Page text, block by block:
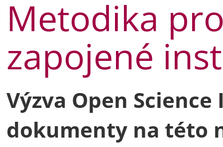
Metodika
zapojené
Výzva Open
dokumenty na této